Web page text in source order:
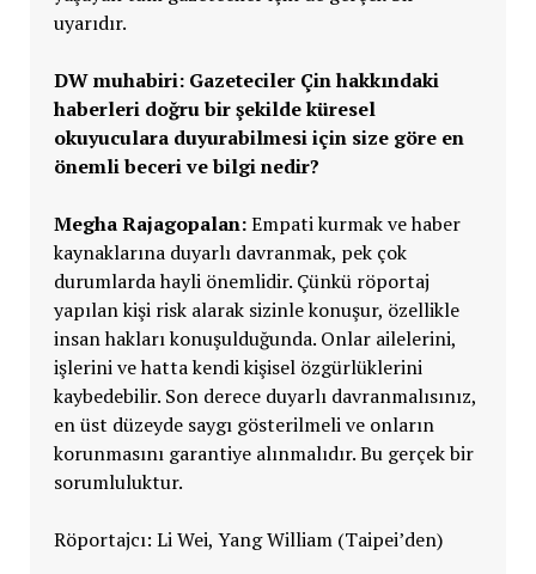
uyarıdır.
DW muhabiri: Gazeteciler Çin hakkındaki
haberleri doğru birşekilde küresel
okuyuculara duyurabilmesi için size göre en
önemli beceri ve bilgi nedir?
Megha Rajagopalan:Empati kurmak ve haber
kaynaklarına duyarlı davranmak, pek çok
durumlarda hayli önemlidir. Çünkü röportaj
yapılan kişi risk alarak sizinle konuşur, özellikle
insan hakları konuşulduğunda. Onlar ailelerini,
işlerini ve hatta kendi kişisel özgürlüklerini
kaybedebilir. Son derece duyarlı davranmalısınız,
en üst düzeyde saygı gösterilmeli ve onların
korunmasını garantiye alınmalıdır. Bu gerçek bir
sorumluluktur.
Röportajcı: Li Wei, Yang William (Taipei’den)